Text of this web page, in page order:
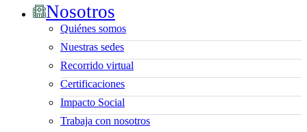
Nosotros
Quiénes somos
Nuestras sedes
Recorrido virtual
Certificaciones
Impacto Social
Trabaja con nosotros